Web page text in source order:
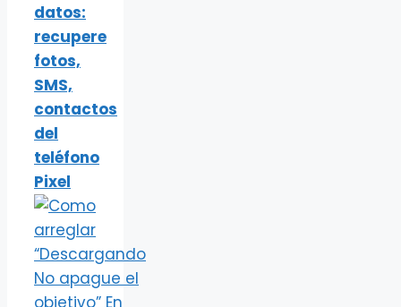
datos:
recupere
fotos,
SMS,
contactos
del
teléfono
Pixel